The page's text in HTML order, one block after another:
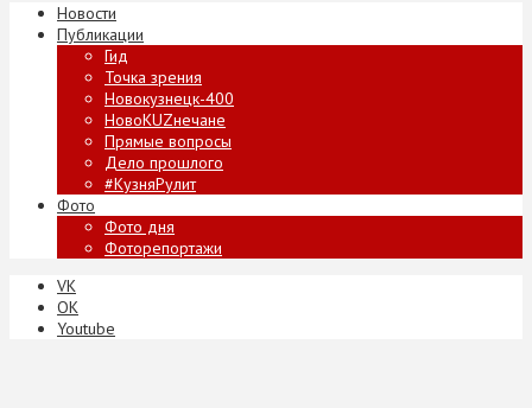
Новости
Публикации
Гид
Точка зрения
Новокузнецк-400
НовоKUZнечане
Прямые вопросы
Дело прошлого
#КузняРулит
Фото
Фото дня
Фоторепортажи
VK
ОК
Youtube